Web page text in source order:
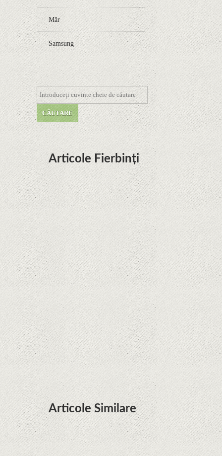
Măr
Samsung
Articole Fierbinți
Dota Anime venind la Netflix în această lună de
la Legenda Korra Studio Mir
Curtea Supremă reglementează în favoarea
Google în Oracle Java Fight
Zvon: aplicațiile Google nu se mai pot instala pe
terminalele Huawei cu procesoare Kirin
Huawei P50 primeşte o posibilă dată de lansare
şi e mai curând decât credeam; Are cameră
telephoto cu zoom optic variabil
Articole Similare
Descoperire remarcabilă. Genomul uman nu mai
are secrete